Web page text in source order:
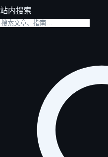
站内搜索